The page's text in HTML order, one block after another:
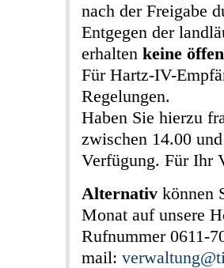
nach der Freigabe
Entgegen der
erhalten keine
Für Hartz-IV-
Regelungen.
Haben Sie hierzu
zwischen 14.00
Verfügung. Für Ihr
Alternativ können
Monat auf unsere
Rufnummer 0611-
mail: